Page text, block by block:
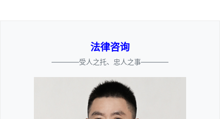
法律咨询
————受人之托、忠人之事————